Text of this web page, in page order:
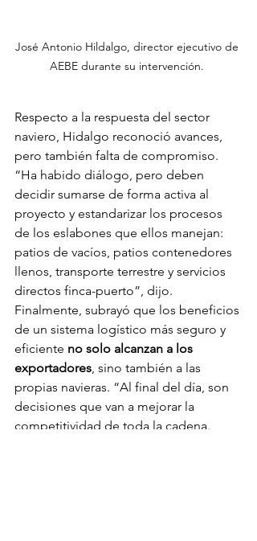
José Antonio Hildalgo, director ejecutivo de
AEBE durante su intervención.
Respecto a la respuesta del sector
naviero, Hidalgo reconoció avances,
pero también falta de compromiso.
“Ha habido diálogo, pero deben
decidir sumarse de forma activa al
proyecto y estandarizar los procesos
de los eslabones que ellos manejan:
patios de vacíos, patios contenedores
llenos, transporte terrestre y servicios
directos finca-puerto”, dijo.
Finalmente, subrayó que los beneficios
de un sistema logístico más seguro y
eficiente no solo alcanzan a los
exportadores, sino también a las
propias navieras. “Al final del día, son
decisiones que van a mejorar la
competitividad de toda la cadena.